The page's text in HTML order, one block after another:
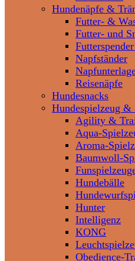
Hundenäpfe &
Futter- &
Futter- und
Napfständer
Reisenäpfe
Hundesnacks
Hundespielzeug &
Agility &
Aqua-
Aroma-
Baumwoll-
Hundebälle
Hunter
Intelligenz
KONG
Obedience-